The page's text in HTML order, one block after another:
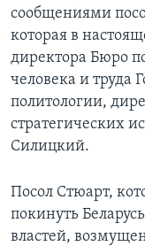
сообщениями
которая в
директора Бюро
человека и труда
политологии,
стратегических
Силицкий.
Посол Стюарт,
покинуть
властей,